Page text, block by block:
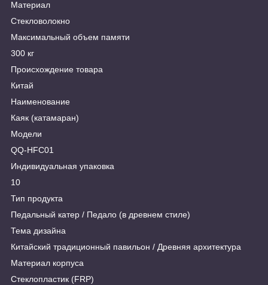
Материал
Стекловолокно
Максимальный объем памяти
300 кг
Происхождение товара
Китай
Наименование
Каяк (катамаран)
Модели
QQ-HFC01
Индивидуальная упаковка
10
Тип продукта
Педальный катер / Педало (в древнем стиле)
Тема дизайна
Китайский традиционный павильон / Древняя архитектура
Материал корпуса
Стеклопластик (FRP)